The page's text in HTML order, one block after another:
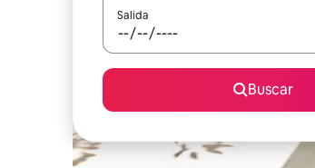
Salida
Buscar